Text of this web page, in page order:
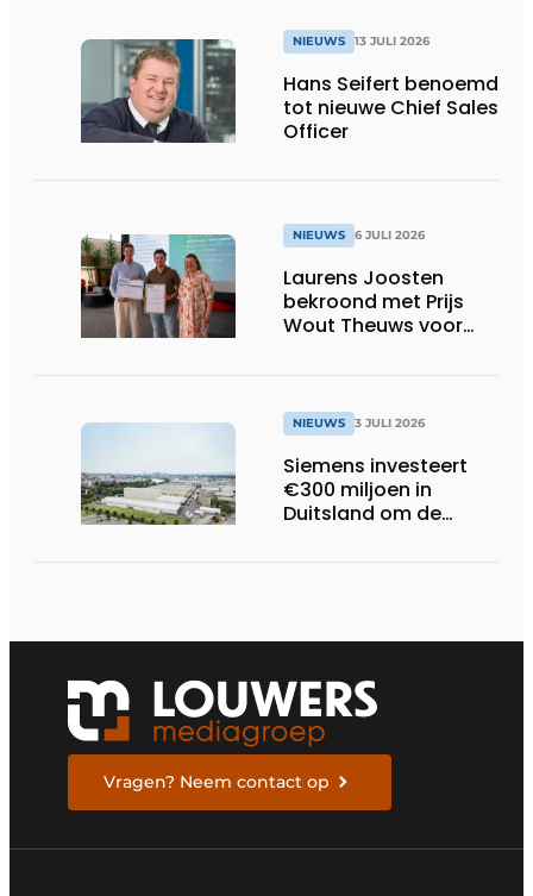
NIEUWS 13 JULI 2026
Hans Seifert benoemd
tot nieuwe Chief Sales
Officer
NIEUWS 6 JULI 2026
Laurens Joosten
bekroond met Prijs
Wout Theuws voor
NIEUWS 3 JULI 2026
Siemens investeert
€300 miljoen in
Duitsland om de
Vragen? Neem contact op